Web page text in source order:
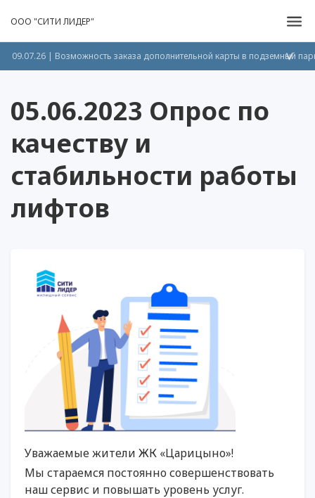
ООО "СИТИ ЛИДЕР"
>
09.07.26 | Возможность заказа дополнительной карты в подземный
05.06.2023 Опрос по
качеству и
стабильности работы
лифтов
Уважаемые жители ЖК «Царицыно»!
Мы стараемся постоянно совершенствовать
наш сервис и повышать уровень услуг.